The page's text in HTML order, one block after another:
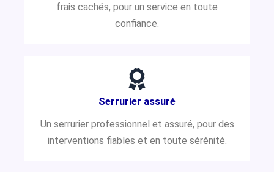
frais cachés, pour un service en toute
confiance.
Serrurier assuré
Un serrurier professionnel et assuré, pour des
interventions fiables et en toute sérénité.